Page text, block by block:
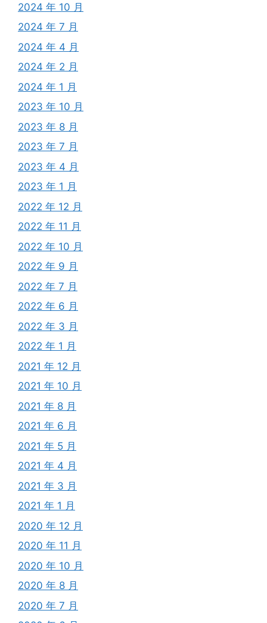
2024 年 10 月
2024 年 7 月
2024 年 4 月
2024 年 2 月
2024 年 1 月
2023 年 10 月
2023 年 8 月
2023 年 7 月
2023 年 4 月
2023 年 1 月
2022 年 12 月
2022 年 11 月
2022 年 10 月
2022 年 9 月
2022 年 7 月
2022 年 6 月
2022 年 3 月
2022 年 1 月
2021 年 12 月
2021 年 10 月
2021 年 8 月
2021 年 6 月
2021 年 5 月
2021 年 4 月
2021 年 3 月
2021 年 1 月
2020 年 12 月
2020 年 11 月
2020 年 10 月
2020 年 8 月
2020 年 7 月